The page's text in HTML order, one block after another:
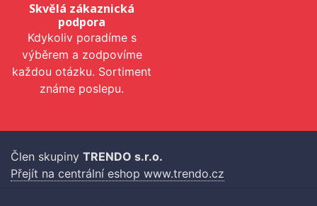
Skvělá zákaznická
podpora
Kdykoliv poradíme s
výběrem a zodpovíme
každou otázku. Sortiment
známe poslepu.
Člen skupiny TRENDO s.r.o.
Přejít na centrální eshop www.trendo.cz